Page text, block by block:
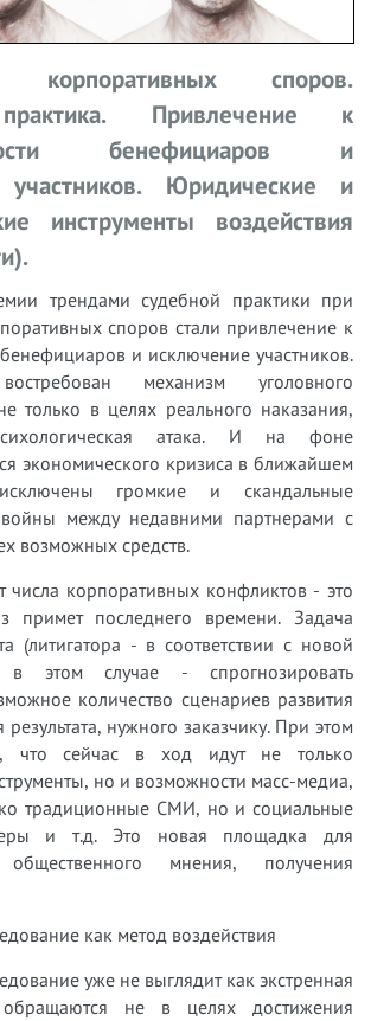
корпоративных споров.
Привлечение к
бенефициаров и
участников. Юридические и
инструменты воздействия
трендами судебной практики при
споров стали привлечение к
бенефициаров и исключение участников.
механизм уголовного
только в целях реального наказания,
атака. И на фоне
экономического кризиса в ближайшем
громкие и скандальные
между недавними партнерами с
возможных средств.
числа корпоративных конфликтов - это
примет последнего времени. Задача
(литигатора - в соответствии с новой
в этом случае - спрогнозировать
количество сценариев развития
нужного заказчику. При этом
что сейчас в ход идут не только
но и возможности масс-медиа,
традиционные СМИ, но и социальные
и т.д. Это новая площадка для
мнения, получения
как метод воздействия
уже не выглядит как экстренная
не в целях достижения